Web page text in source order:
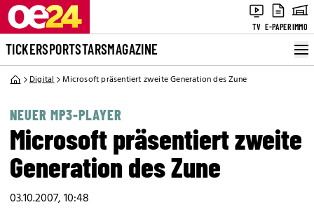
TV E-PAPERIMMO
TICKERSPORTSTARSMAGAZINE
Digital Microsoft präsentiert zweite Generation des Zune
NEUER MP3-PLAYER
Microsoft präsentiert zweite
Generation des Zune
03.10.2007, 10:48